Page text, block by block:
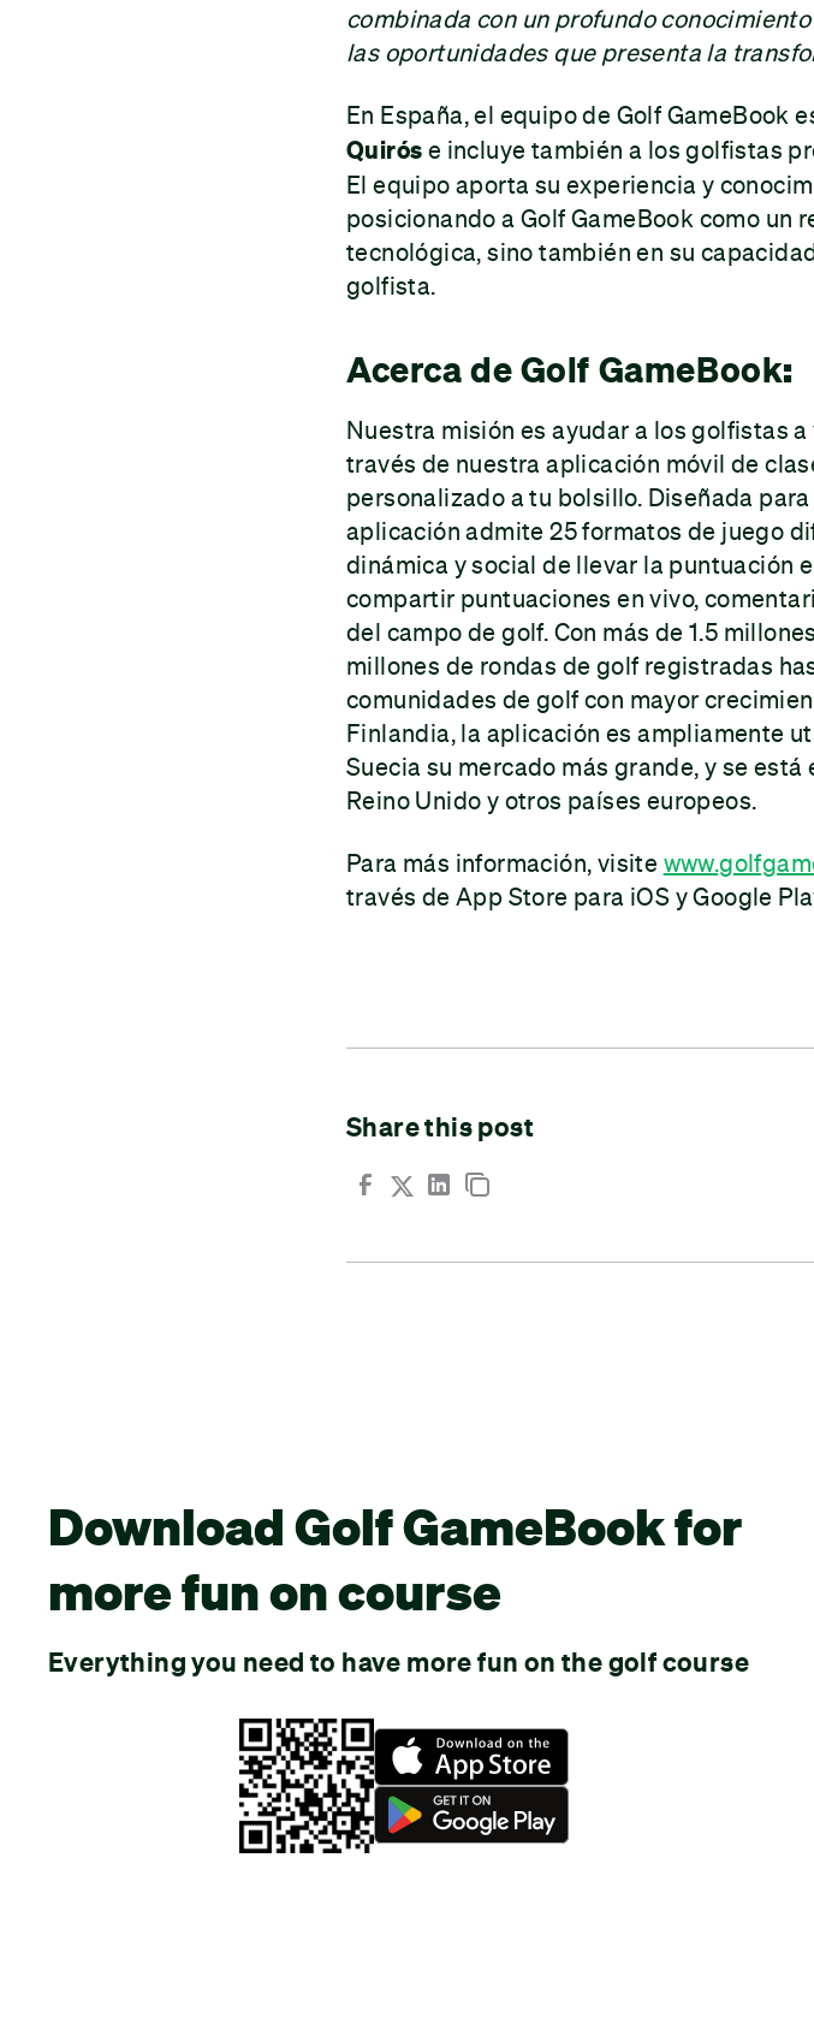
combinada con un profundo
las oportunidades que presenta la
En España, el equipo de Golf GameBook
Quirós e incluye también a los golfistas
El equipo aporta su experiencia y
posicionando a Golf GameBook como un
tecnológica, sino también en su
golfista.
Acerca de Golf GameBook:
Nuestra misión es ayudar a los golfistas
través de nuestra aplicación móvil de
personalizado a tu bolsillo. Diseñada
aplicación admite 25 formatos de juego
dinámica y social de llevar la puntuación
compartir puntuaciones en vivo,
del campo de golf. Con más de 1.5
millones de rondas de golf registradas
comunidades de golf con mayor
Finlandia, la aplicación es ampliamente
Suecia su mercado más grande, y se
Reino Unido y otros países europeos.
Para más información, visite
través de App Store para iOS y Google
Share this post
Download Golf GameBook for
more fun on course
Everything you need to have more fun on the golf course